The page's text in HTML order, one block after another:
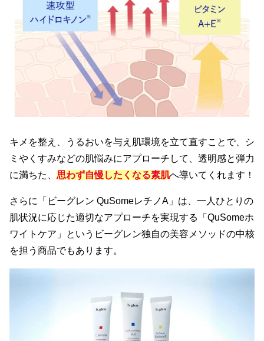
キメを整え、うるおいを与え肌環境を立て直すことで、シ
ミやくすみなどの肌悩みにアプローチして、透明感と弾力
に満ちた、 思わず自慢したくなる素肌へ導いてくれます！
さらに「ビーグレン QuSomeレチノA」は、一人ひとりの
肌状況に応じた適切なアプローチを実現する「QuSomeホ
ワイトケア」というビーグレン独自の美容メソッドの中核
を担う商品でもあります。